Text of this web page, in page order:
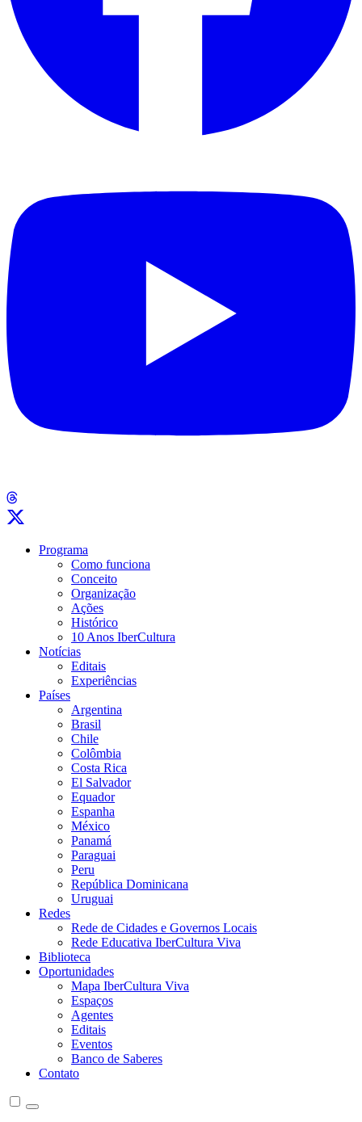
Programa
Como funciona
Conceito
Organização
Ações
Histórico
10 Anos IberCultura
Notícias
Editais
Experiências
Países
Argentina
Brasil
Chile
Colômbia
Costa Rica
El Salvador
Equador
Espanha
México
Panamá
Paraguai
Peru
República Dominicana
Uruguai
Redes
Rede de Cidades e Governos Locais
Rede Educativa IberCultura Viva
Biblioteca
Oportunidades
Mapa IberCultura Viva
Espaços
Agentes
Editais
Eventos
Banco de Saberes
Contato